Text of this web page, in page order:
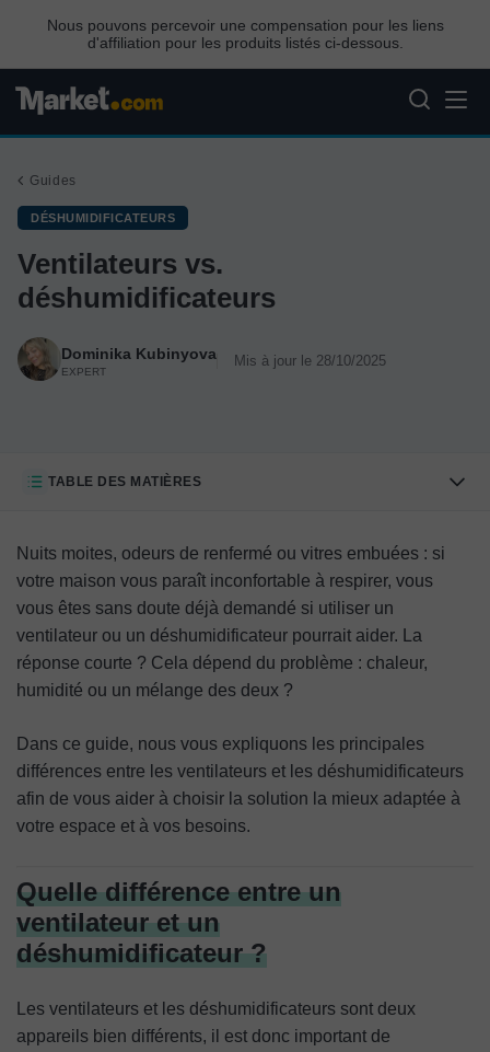
Nous pouvons percevoir une compensation pour les liens
d'affiliation pour les produits listés ci-dessous.
Guides
DÉSHUMIDIFICATEURS
Ventilateurs vs.
déshumidificateurs
Dominika Kubinyova
EXPERT
Mis à jour le 28/10/2025
TABLE DES MATIÈRES
déshumidificateur ?
Quand utiliser un ventilateur et quand utiliser un
déshumidificateur ?
Consommation d’énergie et comparaison des coûts
Questions fréquentes
Nuits moites, odeurs de renfermé ou vitres embuées : si
votre maison vous paraît inconfortable à respirer, vous
vous êtes sans doute déjà demandé si utiliser un
ventilateur ou un déshumidificateur pourrait aider. La
réponse courte ? Cela dépend du problème : chaleur,
humidité ou un mélange des deux ?
Dans ce guide, nous vous expliquons les principales
différences entre les ventilateurs et les déshumidificateurs
afin de vous aider à choisir la solution la mieux adaptée à
votre espace et à vos besoins.
Quelle différence entre un
ventilateur et un
déshumidificateur ?
Les ventilateurs et les déshumidificateurs sont deux
appareils bien différents, il est donc important de